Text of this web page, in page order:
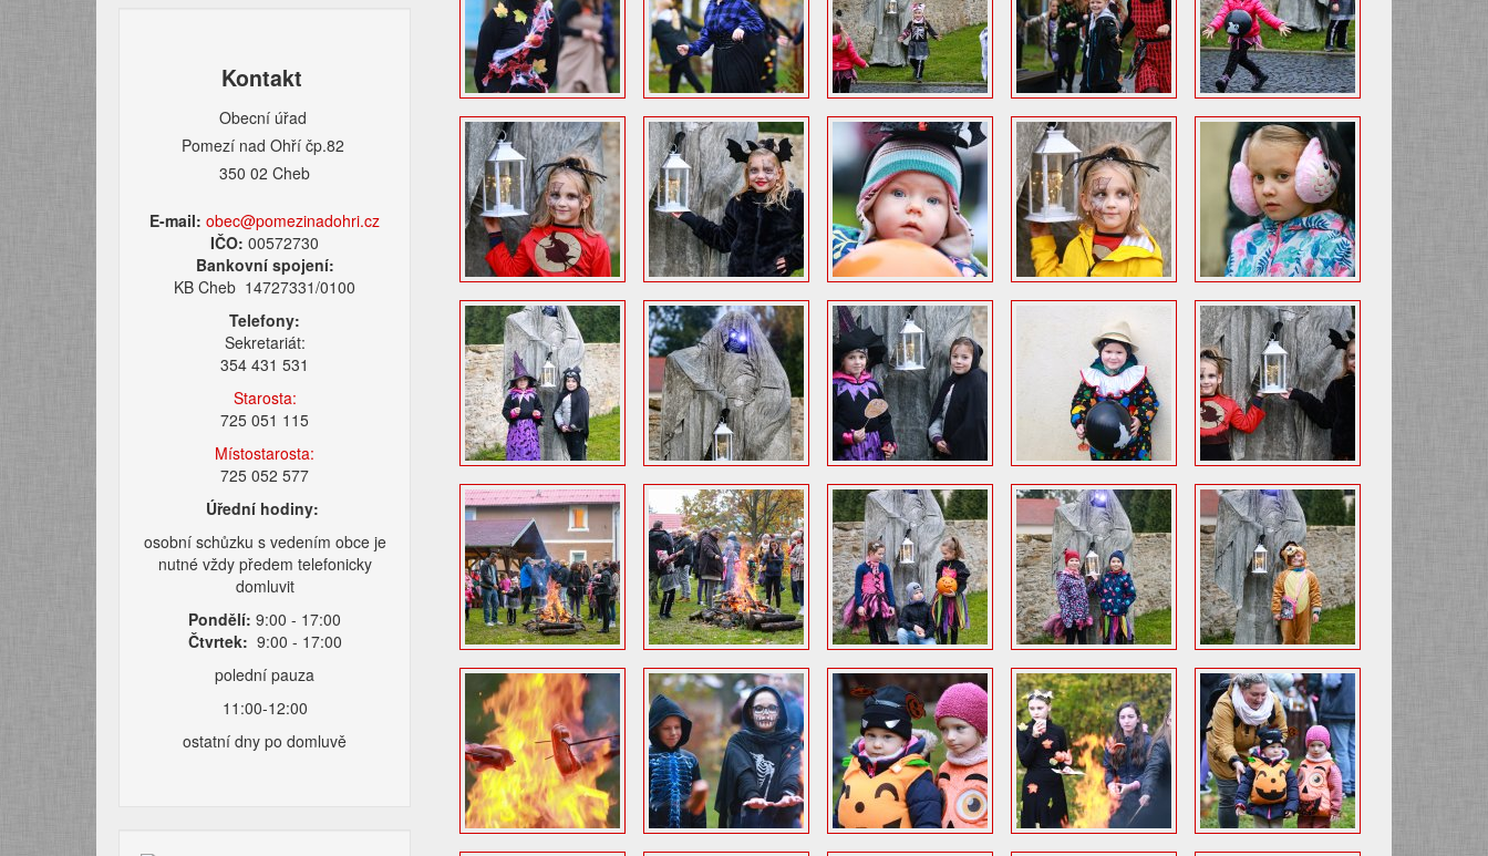
Kontakt
Obecní úřad
Pomezí nad Ohří čp.82
350 02 Cheb
E-mail: obec@pomezinadohri.cz
IČO:00572730
Bankovní spojení:
KB Cheb 14727331/0100
Telefony:
Sekretariát:
354 431 531
Starosta:
725 051 115
Místostarosta:
725 052 577
Úřední hodiny:
osobní schůzku s vedením obce je
nutné vždy předem telefonicky
domluvit
Pondělí: 9:00 - 17:00
Čtvrtek: 9:00 - 17:00
polední pauza
11:00-12:00
ostatní dny po domluvě